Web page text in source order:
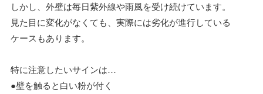
しかし、外壁は毎日紫外線や雨風を受け続けています。
見た目に変化がなくても、実際には劣化が進行している
ケースもあります。
特に注意したいサインは…
●壁を触ると白い粉が付く